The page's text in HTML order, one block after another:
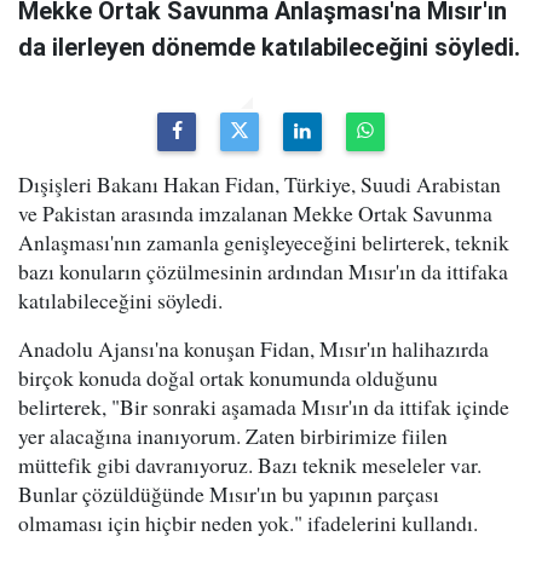
Mekke Ortak Savunma Anlaşması'na Mısır'ın
da ilerleyen dönemde katılabileceğini söyledi.
Dışişleri Bakanı Hakan Fidan, Türkiye, Suudi Arabistan
ve Pakistan arasında imzalanan Mekke Ortak Savunma
Anlaşması'nın zamanla genişleyeceğini belirterek, teknik
bazı konuların çözülmesinin ardından Mısır'ın da ittifaka
katılabileceğini söyledi.
Anadolu Ajansı'na konuşan Fidan, Mısır'ın halihazırda
birçok konuda doğal ortak konumunda olduğunu
belirterek, "Bir sonraki aşamada Mısır'ın da ittifak içinde
yer alacağına inanıyorum. Zaten birbirimize fiilen
müttefik gibi davranıyoruz. Bazı teknik meseleler var.
Bunlar çözüldüğünde Mısır'ın bu yapının parçası
olmaması için hiçbir neden yok." ifadelerini kullandı.